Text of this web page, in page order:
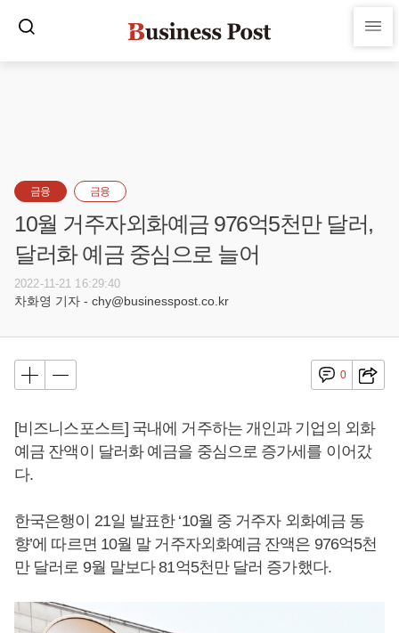
금융 금융
10월 거주자외화예금 976억5천만 달러,
달러화 예금 중심으로 늘어
2022-11-21 16:29:40
차화영 기자 - chy@businesspost.co.kr
0
[비즈니스포스트] 국내에 거주하는 개인과 기업의 외화
예금 잔액이 달러화 예금을 중심으로 증가세를 이어갔
다.
한국은행이 21일 발표한 ‘10월 중 거주자 외화예금 동
향’에 따르면 10월 말 거주자외화예금 잔액은 976억5천
만 달러로 9월 말보다 81억5천만 달러 증가했다.